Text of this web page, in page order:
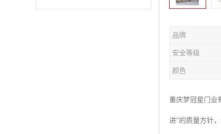
品牌
安全等级
颜色
重庆梦冠星门业
进”的质量方针